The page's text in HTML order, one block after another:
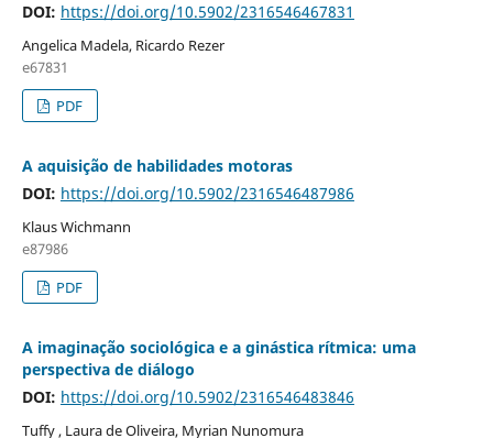
DOI: https://doi.org/10.5902/2316546467831
Angelica Madela, Ricardo Rezer
e67831
PDF
A aquisição de habilidades motoras
DOI: https://doi.org/10.5902/2316546487986
Klaus Wichmann
e87986
PDF
A imaginação sociológica e a ginástica rítmica: uma
perspectiva de diálogo
DOI: https://doi.org/10.5902/2316546483846
Tuffy , Laura de Oliveira, Myrian Nunomura